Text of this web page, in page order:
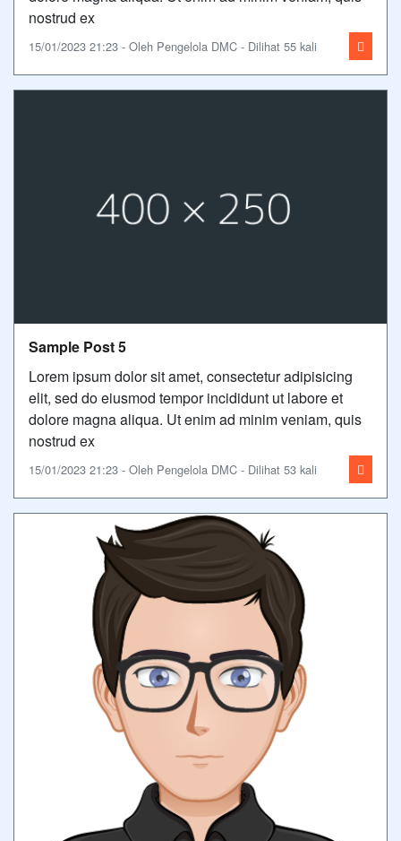
nostrud ex
15/01/2023 21:23 - Oleh Pengelola DMC - Dilihat 55 kali
Sample Post 5
Lorem ipsum dolor sit amet, consectetur adipisicing
elit, sed do eiusmod tempor incididunt ut labore et
dolore magna aliqua. Ut enim ad minim veniam, quis
nostrud ex
15/01/2023 21:23 - Oleh Pengelola DMC - Dilihat 53 kali